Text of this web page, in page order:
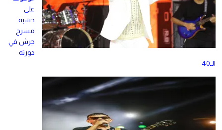
على
خشبة
مسرح
جرش في
دورته
الـ40